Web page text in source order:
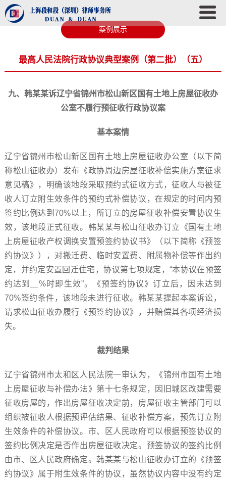
案例展示
最高人民法院行政协议典型案例（第二批）（五）
九、韩某某诉辽宁省锦州市松山新区国有土地上房屋征收办
公室不履行预征收行政协议案
基本案情
辽宁省锦州市松山新区国有土地上房屋征收办公室（以下简
称松山征收办）发布《政协周边房屋征收补偿实施方案征求
意见稿》，明确该地段采取预约式征收方式，征收人与被征
收人订立附生效条件的预约式补偿协议，在规定的时间内预
签约比例达到70%以上，所订立的房屋征收补偿安置协议生
效，该地段正式征收。韩某某与松山征收办订立《国有土地
上房屋征收产权调换安置预签约协议书》（以下简称《预签
约协议》），对搬迁费、临时安置费、附属物补偿等作出约
定，并约定安置回迁住宅，协议第七项规定，“本协议在预签
约达到＿%时即生效”。《预签约协议》订立后，因未达到
70%签约条件，该地段未进行征收。韩某某提起本案诉讼，
请求松山征收办履行《预签约协议》，并赔偿其各项经济损
失。
裁判结果
辽宁省锦州市太和区人民法院一审认为，《锦州市国有土地
上房屋征收与补偿办法》第十七条规定，因旧城区改建需要
征收房屋的，作出房屋征收决定前，房屋征收主管部门可以
组织被征收人根据预评估结果、征收补偿方案，预先订立附
生效条件的补偿协议。市、区人民政府可以根据预签协议的
签约比例决定是否作出房屋征收决定。预签协议的签约比例
由市、区人民政府确定。韩某某与松山征收办订立的《预签
约协议》属于附生效条件的协议，虽然协议内容中没有约定